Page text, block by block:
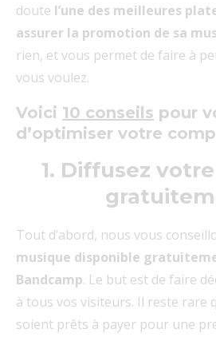
doute l’une des meilleures
assurer la promotion de sa
rien, et vous permet de faire à
vous voulez.
Voici 10 conseils pour
d’optimiser votre
1. Diffusez
Tout d’abord, nous vous
musique disponible
Bandcamp. Le but est de faire
à tous vos visiteurs. Il reste rare
soient prêts à payer pour une